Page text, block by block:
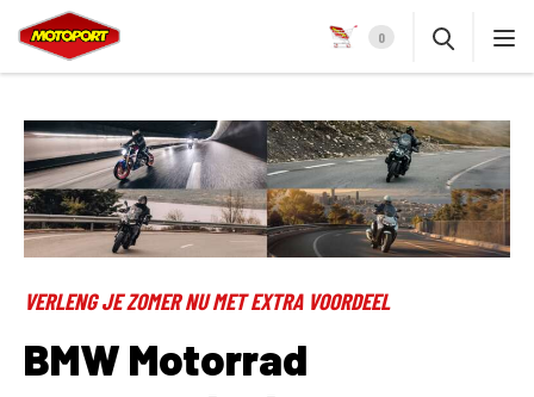
0
VERLENG JE ZOMER NU MET EXTRA VOORDEEL
BMW Motorrad